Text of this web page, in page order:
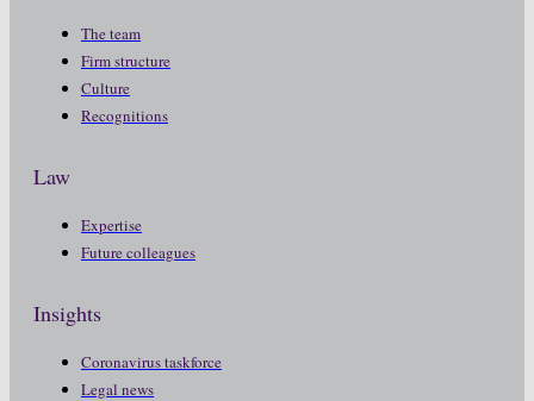
The team
Firm structure
Culture
Recognitions
Law
Expertise
Future colleagues
Insights
Coronavirus taskforce
Legal news